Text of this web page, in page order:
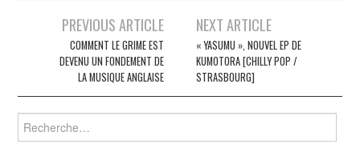
Navigation
articles
PREVIOUS ARTICLE
COMMENT LE GRIME EST
DEVENU UN FONDEMENT DE
LA MUSIQUE ANGLAISE
NEXT ARTICLE
« YASUMU », NOUVEL EP DE
KUMOTORA [CHILLY POP /
STRASBOURG]